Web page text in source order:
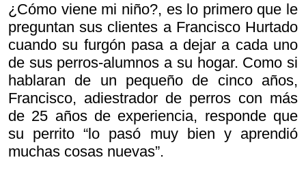
¿Cómo viene mi niño?, es lo primero que le
preguntan sus clientes a Francisco Hurtado
cuando su furgón pasa a dejar a cada uno
de sus perros-alumnos a su hogar. Como si
hablaran de un pequeño de cinco años,
Francisco, adiestrador de perros con más
de 25 años de experiencia, responde que
su perrito “lo pasó muy bien y aprendió
muchas cosas nuevas”.